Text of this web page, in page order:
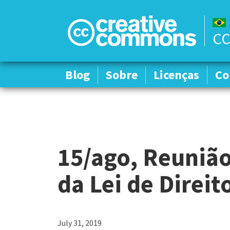
Blog Sobre Licenças
Blog Sobre Licenças
15/ago,
da Lei de
July 31, 2019